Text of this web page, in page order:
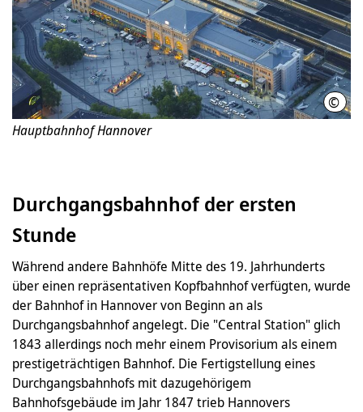
©
Hauptbahnhof Hannover
Durchgangsbahnhof der ersten
Stunde
Während andere Bahnhöfe Mitte des 19. Jahrhunderts
über einen repräsentativen Kopfbahnhof verfügten, wurde
der Bahnhof in Hannover von Beginn an als
Durchgangsbahnhof angelegt. Die "Central Station" glich
1843 allerdings noch mehr einem Provisorium als einem
prestigeträchtigen Bahnhof. Die Fertigstellung eines
Durchgangsbahnhofs mit dazugehörigem
Bahnhofsgebäude im Jahr 1847 trieb Hannovers